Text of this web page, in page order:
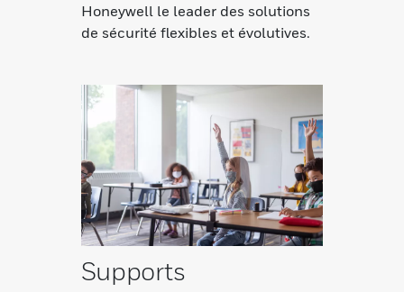
Honeywell le leader des solutions
de sécurité flexibles et évolutives.
Supports